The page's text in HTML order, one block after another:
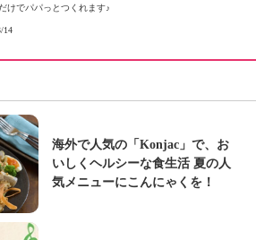
けでパパっとつくれます♪
14
海外で人気の「Konjac」で、お
いしくヘルシーな食生活 夏の人
気メニューにこんにゃくを！